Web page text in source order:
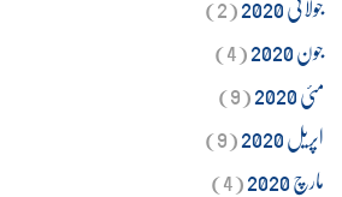
جون 2020
(4)
مئی 2020
(9)
اپریل 2020
(9)
مارچ 2020
(4)